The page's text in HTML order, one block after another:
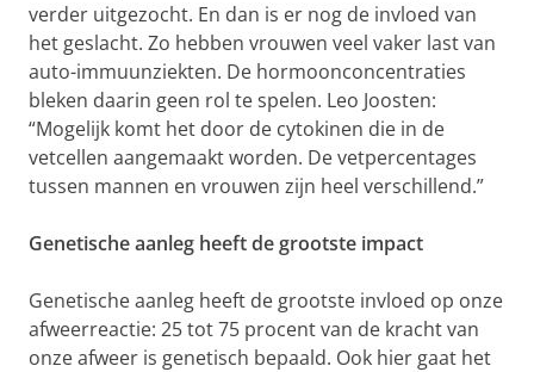
verder uitgezocht. En dan is er nog de invloed van
het geslacht. Zo hebben vrouwen veel vaker last van
auto-immuunziekten. De hormoonconcentraties
bleken daarin geen rol te spelen. Leo Joosten:
“Mogelijk komt het door de cytokinen die in de
vetcellen aangemaakt worden. De vetpercentages
tussen mannen en vrouwen zijn heel verschillend.”
Genetische aanleg heeft de grootste impact
Genetische aanleg heeft de grootste invloed op onze
afweerreactie: 25 tot 75 procent van de kracht van
onze afweer is genetisch bepaald. Ook hier gaat het